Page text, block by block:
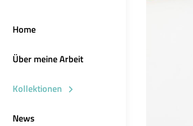
Home
Über meine Arbeit
Kollektionen
News